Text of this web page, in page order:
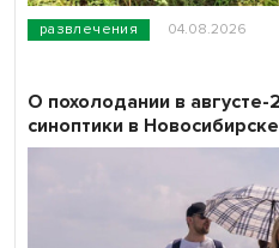
развлечения 04.08.2026
О похолодании в
синоптики в Новосибирске